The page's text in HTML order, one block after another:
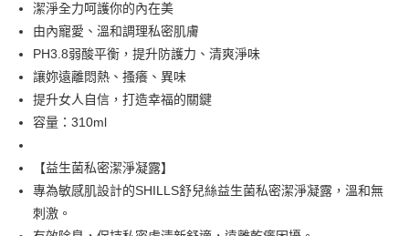
街口支付
悠遊付
ATM付款
運送方式
每筆NT$85，滿NT$499(含以上)免運費
付款後全家取貨
潔淨全力呵護你的內在美
由內寵愛、溫和調理私密肌膚
PH3.8弱酸平衡，提升防護力、清爽淨味
讓妳遠離悶熱、搔癢、異味
提升女人自信，打造幸福的關鍵
容量：310ml
【益生菌私密潔淨凝露】
專為敏感肌設計的SHILLS舒兒絲益生菌私密潔淨凝露，溫和無
刺激。